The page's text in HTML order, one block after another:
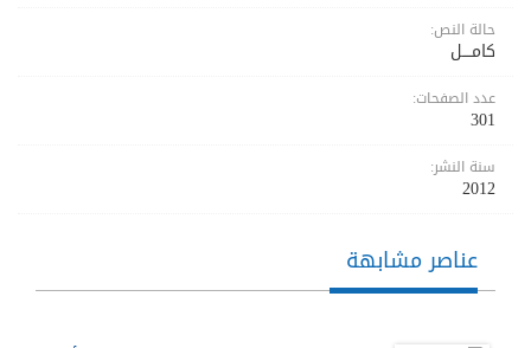
حالة النص:
كامــــل
عدد الصفحات:
301
سنة النشر:
2012
عناصر مشابهة